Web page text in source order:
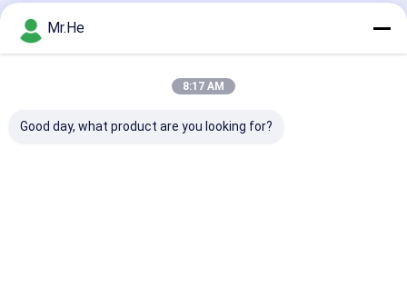
Mr.He
8:17 AM
Good day, what product are you looking for?